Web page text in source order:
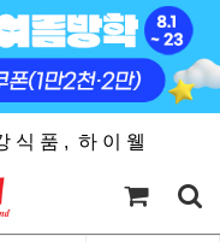
식 품 , 하 이 웰